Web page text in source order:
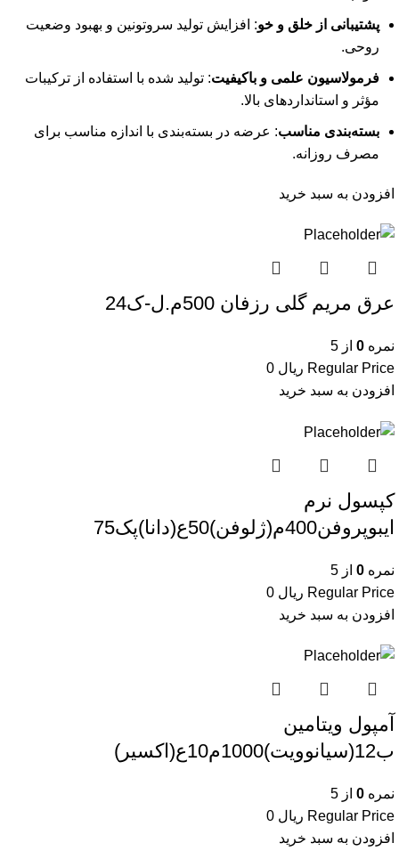
پشتیبانی از خلق و خو: افزایش تولید سروتونین و بهبود وضعیت
روحی.
فرمولاسیون علمی و باکیفیت: تولید شده با استفاده از ترکیبات
مؤثر و استانداردهای بالا.
بسته‌بندی مناسب: عرضه در بسته‌بندی با اندازه مناسب برای
مصرف روزانه.
افزودن به سبد خرید
عرق مریم گلی رزفان 500م.ل-ک24
نمره 0 از 5
Regular Price ریال
افزودن به سبد خرید
کپسول نرم
ایبوپروفن400م(ژلوفن)50ع(دانا)پک75
نمره 0 از 5
Regular Price ریال
افزودن به سبد خرید
آمپول ویتامین
ب12(سیانوویت)1000م10ع(اکسیر)
نمره 0 از 5
Regular Price ریال
افزودن به سبد خرید